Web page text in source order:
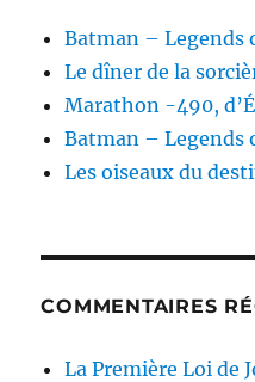
Batman – Legends
Le dîner de la
Marathon -490,
Batman – Legends
Les oiseaux du
COMMENTAIRES
La Première Loi de